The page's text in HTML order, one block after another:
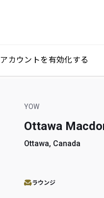
アカウントを有効化する
YOW
Ottawa
Ottawa, Canada
ラウンジ